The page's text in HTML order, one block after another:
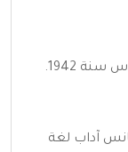
1942.
آداب لغة